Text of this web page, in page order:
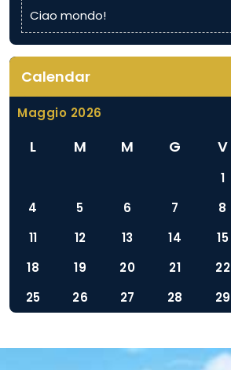
Ciao mondo!
Calendar
Maggio 2026
L M M G V
1
4
5 6 7 8
11
12 13 14 15
18
19 20 21 22
25
26 27 28 29